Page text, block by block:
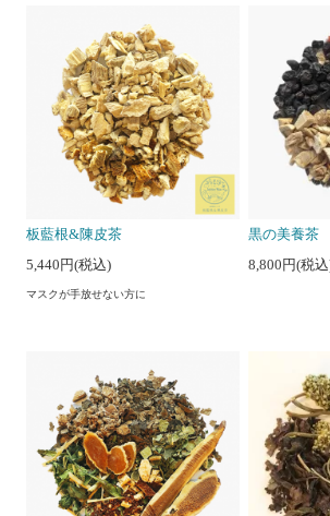
板藍根&陳皮茶
5,440円(税込)
マスクが手放せない方に
黒の美養茶
8,800円(税